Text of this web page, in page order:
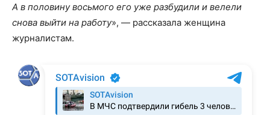
А в половину восьмого его уже разбудили и велели
снова выйти на работу», — рассказала женщина
журналистам.